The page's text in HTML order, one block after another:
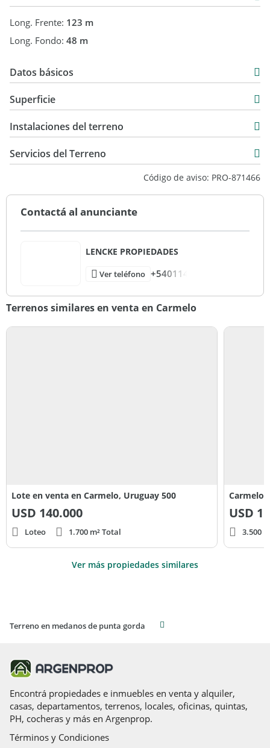
Long. Frente: 123 m
Long. Fondo: 48 m
Datos básicos
Superficie
2.760 m2
Instalaciones del terreno
Servicios del Terreno
Código de aviso: PRO-871466
Contactá al anunciante
LENCKE PROPIEDADES
Ver teléfono +540114
Terrenos similares en venta en Carmelo
Lote en venta en Carmelo, Uruguay 500
USD 140.000
Loteo 1.700 m² Total
Carmelo
USD
3.500
Ver más propiedades similares
Terreno en medanos de punta gorda
Encontrá propiedades e inmuebles en venta y alquiler,
casas, departamentos, terrenos, locales, oficinas, quintas,
PH, cocheras y más en Argenprop.
Términos y Condiciones